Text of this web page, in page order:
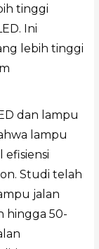
tinggi
Ini
lebih tinggi
dan lampu
lampu
efisiensi
Studi telah
jalan
hingga 50-